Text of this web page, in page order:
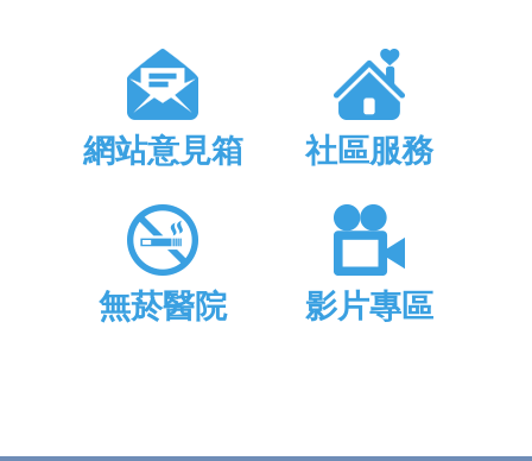
網站意見箱 社區服務
無菸醫院 影片專區